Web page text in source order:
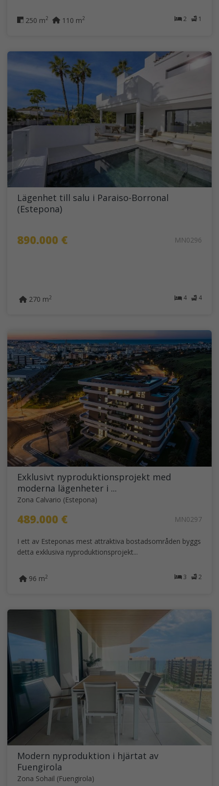
2 1
250 m2 110 m2
Lägenhet till salu i Paraiso-Borronal
(Estepona)
890.000 € MN0296
4 4
270 m2
Exklusivt nyproduktionsprojekt med
moderna lägenheter i ...
Zona Calvario (Estepona)
489.000 € MN0297
I ett av Esteponas mest attraktiva bostadsområden byggs
detta exklusiva nyproduktionsprojekt...
3 2
96 m2
Modern nyproduktion i hjärtat av
Fuengirola
Zona Sohail (Fuengirola)